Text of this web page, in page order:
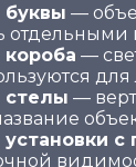
—
—
—
с